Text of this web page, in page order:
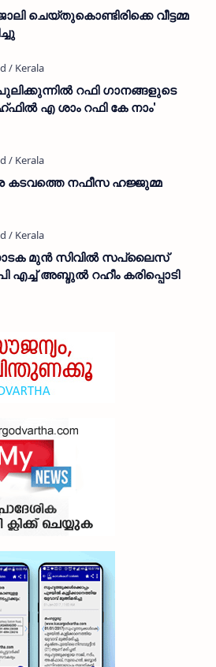
ചെയ്തുകൊണ്ടിരിക്കെ വീട്ടമ്മ
റഫി ഗാനങ്ങളുടെ
എ ശാം റഫി കേ നാം'
കടവത്തെ നഫീസ ഹജ്ജുമ്മ
മുൻ സിവില്‍ സപ്ലൈസ്
എച്ച് അബ്ദുൽ റഹീം കരിപ്പൊടി